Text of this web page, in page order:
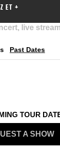
ET +
live
Past Dates
TOUR
A SHOW